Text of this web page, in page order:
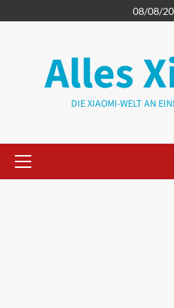
Inhalt
08/08/
Alles
DIE XIAOMI-WELT AN
Menü